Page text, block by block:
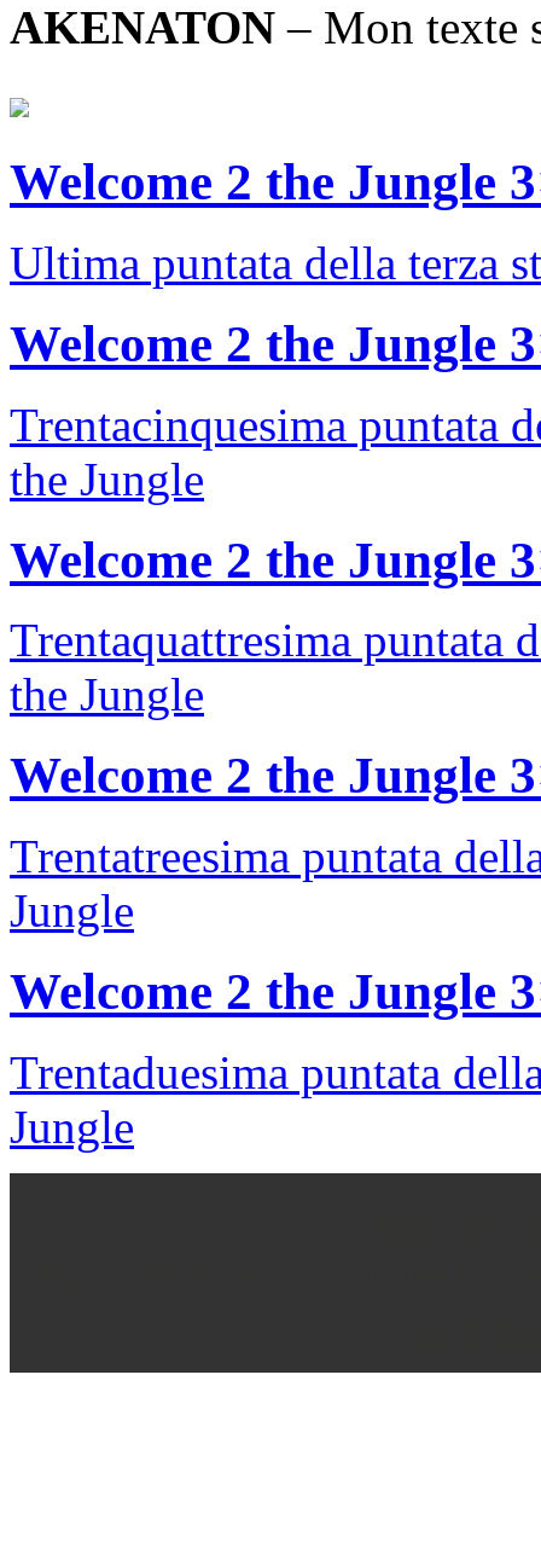
AKENATON – Mon texte
Welcome 2 the Jungle
Ultima puntata della terza
Welcome 2 the Jungle
Trentacinquesima puntata
the Jungle
Welcome 2 the Jungle
Trentaquattresima puntata
the Jungle
Welcome 2 the Jungle
Trentatreesima puntata
Jungle
Welcome 2 the Jungle
Trentaduesima puntata
Jungle